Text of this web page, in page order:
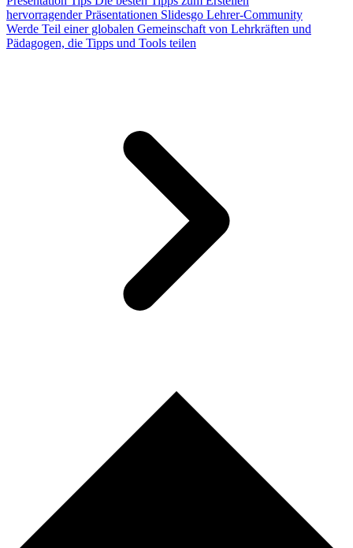
hervorragender Präsentationen Slidesgo Lehrer-Community
Werde Teil einer globalen Gemeinschaft von Lehrkräften und
Pädagogen, die Tipps und Tools teilen